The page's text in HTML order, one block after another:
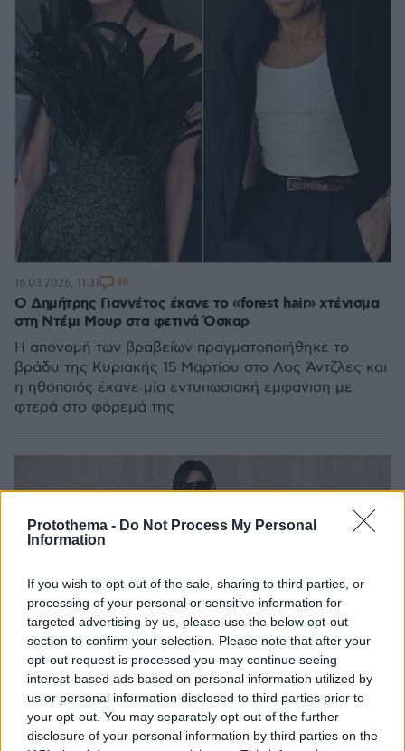
Protothema - Do Not Process My Personal
Information
If you wish to opt-out of the sale, sharing to third parties, or
processing of your personal or sensitive information for
targeted advertising by us, please use the below opt-out
section to confirm your selection. Please note that after your
opt-out request is processed you may continue seeing
interest-based ads based on personal information utilized by
us or personal information disclosed to third parties prior to
your opt-out. You may separately opt-out of the further
disclosure of your personal information by third parties on the
Ο Δημήτρης Γιαννέτος έκανε το «forest hair» χτένισμα
στη Ντέμι Μουρ στα φετινά Όσκαρ
Η απονομή των βραβείων πραγματοποιήθηκε το
βράδυ της Κυριακής 15 Μαρτίου στο Λος Άντζλες και
η ηθοποιός έκανε μία εντυπωσιακή εμφάνιση με
φτερά στο φόρεμά της
16.03.2026, 11:31 18